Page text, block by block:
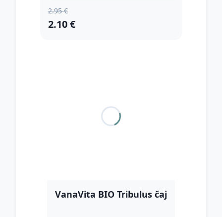
2.95 €
2.10 €
VanaVita BIO Tribulus čaj